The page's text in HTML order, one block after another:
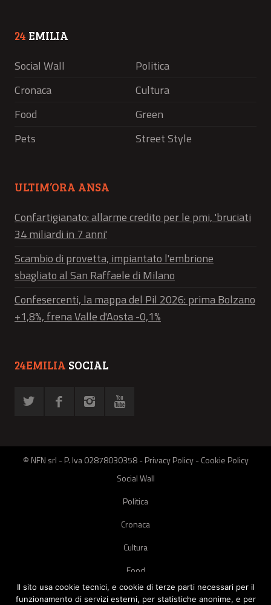
24 EMILIA
Social Wall
Politica
Cronaca
Cultura
Food
Green
Pets
Street Style
ULTIM’ORA ANSA
Confartigianato: allarme credito per le pmi, 'bruciati
34 miliardi in 7 anni'
Scambio di provetta, impiantato l'embrione
sbagliato al San Raffaele di Milano
Confesercenti, la mappa del Pil 2026: prima Bolzano
+1,8%, frena Valle d'Aosta -0,1%
24EMILIA SOCIAL
© NFN srl - P. Iva 02878030358 -Privacy Policy-Cookie Policy
Social Wall
Politica
Cronaca
Cultura
Food
Green
Il sito usa cookie tecnici, e cookie di terze parti necessari per il
funzionamento di servizi esterni, per statistiche anonime, e per